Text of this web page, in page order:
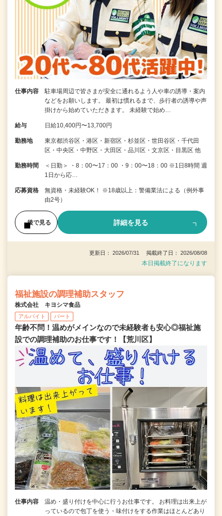
仕事内容
駐車場周辺で皆さまが安全に通れるよう人や車の誘導・案内
などをお願いします。 最初は慣れるまで、歩行者の誘導や声
掛けから始めていただきます。 未経験で始め…
給与 日給10,400円〜13,700円
勤務地
東京都渋谷区・港区・新宿区・杉並区・世田谷区・千代田
区・中央区・中野区・大田区・品川区・文京区・目黒区 他
勤務時間
＜日勤＞ ・8：00〜17：00 ・9：00〜18：00 ※1日8時間 週
1日から応…
応募資格
無資格・未経験OK！ ※18歳以上：警備業法による（例外事
由2号）
後で見る 詳細を見る
更新日： 2026/07/31 掲載終了日： 2026/08/08
本日掲載終了になります
福祉施設の調理補助スタッフ
株式会社 キヨシマ食品
アルバイト パート
年齢不問！温めがメインなので未経験者も安心◎福祉施
設での調理補助のお仕事です！【荒川区】
仕事内容
温め・盛り付けを中心に行うお仕事です。 お料理は出来上が
っているので包丁を使う・味付けをする作業はほとんどあり